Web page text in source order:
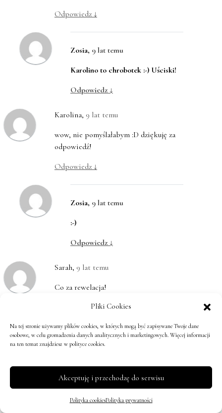
Pliki Cookies
Na tej stronie używamy plików cookies, w których mogą być zapisywane Twoje dane
osobowe, w celu gromadzenia danych analitycznych i marketingowych. Więcej informacji
na ten temat znajdziesz w polityce cookies.
Akceptuję i przechodzę do serwisu
Polityka cookiesPolityka prywatności
Odpowiedz ↓
Zosia, 9 lat temu
Karolino to chrobotek :-) Uściski!
Odpowiedz ↓
Karolina, 9 lat temu
wow, nie pomyślałabym :D dziękuję za
odpowiedź!
Odpowiedz ↓
Zosia, 9 lat temu
:-)
Odpowiedz ↓
Sarah, 9 lat temu
Co za rewelacja!
Zapisuję w zeszycie przepisów do
Odpowiedz↓
Zosia, 9 lat temu
Bardzo się cieszę :-) Uściski!